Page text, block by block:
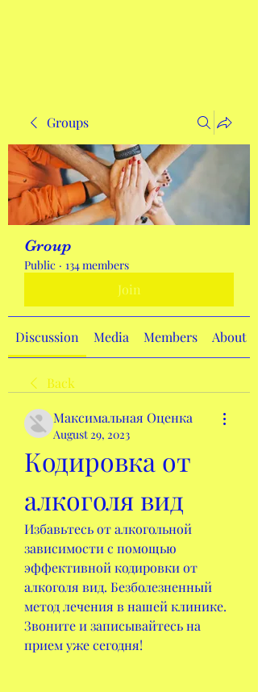
Groups
Group
Public · 134 members
Join
Discussion Media Members About
Back
Максимальная Оценка
August 29, 2023
Кодировка от
алкоголя вид
Избавьтесь от алкогольной
зависимости с помощью
эффективной кодировки от
алкоголя вид. Безболезненный
метод лечения в нашей клинике.
Звоните и записывайтесь на
прием уже сегодня!